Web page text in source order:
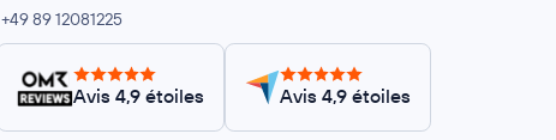
+49 89 12081225
Avis 4,9 étoiles Avis 4,9 étoiles